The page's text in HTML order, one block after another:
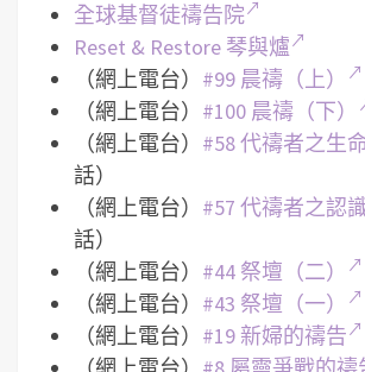
全球基督徒禱告院
Reset & Restore 琴與爐
（網上電台） #99 晨禱（上）
（網上電台） #100 晨禱（下）
（網上電台） #58 代禱者之生
話）
（網上電台） #57 代禱者之認
話）
（網上電台） #44 祭壇（二）
（網上電台） #43 祭壇（一）
（網上電台） #19 新婦的禱告